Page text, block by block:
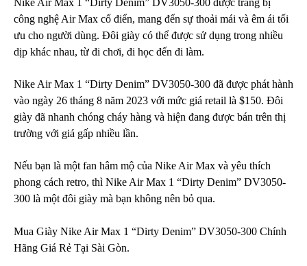
công nghệ Air Max cổ điển, mang đến sự thoải mái và êm ái tối
ưu cho người dùng. Đôi giày có thể được sử dụng trong nhiều
dịp khác nhau, từ đi chơi, đi học đến đi làm.
Nike Air Max 1 “Dirty Denim” DV3050-300 đã được phát hành
vào ngày 26 tháng 8 năm 2023 với mức giá retail là $150. Đôi
giày đã nhanh chóng cháy hàng và hiện đang được bán trên thị
trường với giá gấp nhiều lần.
Nếu bạn là một fan hâm mộ của Nike Air Max và yêu thích
phong cách retro, thì Nike Air Max 1 “Dirty Denim” DV3050-
300 là một đôi giày mà bạn không nên bỏ qua.
Mua Giày Nike Air Max 1 “Dirty Denim” DV3050-300 Chính
Hãng Giá Rẻ Tại Sài Gòn.